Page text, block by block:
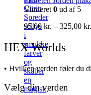
Citrin
Spreder
sollys
i
smukke
farver
og
skaber
en
magisk,
Vurderet 0 ud af 5
95,00 kr. – 325,00 kr.
HEX Worlds
• Hvilken verden føler du
Vælg din verden